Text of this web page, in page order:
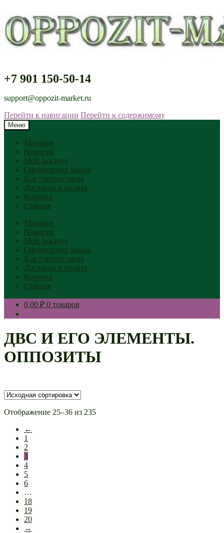
+7 901 150-50-14
support@oppozit-market.ru
Перейти к навигации Перейти к содержимому
Меню
Магазин
Новости
Мой аккаунт
Оформление заказа
Как сделать заказ
Доставка и оплата
Корзина
Главная
Магазин
Новости
Мой аккаунт
Оформление заказа
Как сделать заказ
Доставка и оплата
Корзина
Главная
0,00 ₽ 0 товаров
ДВС И ЕГО ЭЛЕМЕНТЫ.
ОППОЗИТЫ
Отображение 25–36 из 235
←
1
2
3
4
5
6
…
18
19
20
→